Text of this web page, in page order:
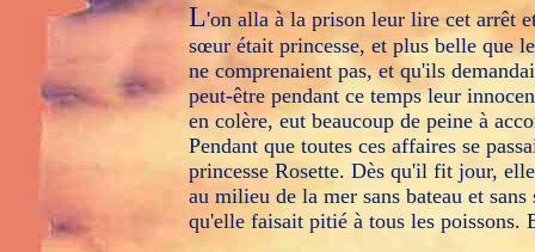
L'on alla à la prison leur lire cet arrêt
sœur était princesse, et plus belle que
ne comprenaient pas, et qu'ils
peut-être pendant ce temps leur
en colère, eut beaucoup de peine à
Pendant que toutes ces affaires se
princesse Rosette. Dès qu'il fit jour,
au milieu de la mer sans bateau et
qu'elle faisait pitié à tous les poissons.